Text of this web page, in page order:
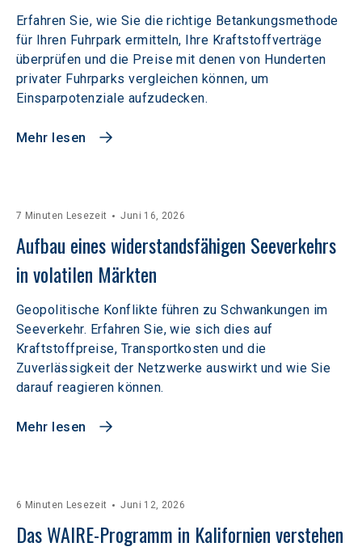
Erfahren Sie, wie Sie die richtige Betankungsmethode
für Ihren Fuhrpark ermitteln, Ihre Kraftstoffverträge
überprüfen und die Preise mit denen von Hunderten
privater Fuhrparks vergleichen können, um
Einsparpotenziale aufzudecken.
Mehr lesen
7 Minuten Lesezeit Juni 16, 2026
Aufbau eines widerstandsfähigen Seeverkehrs
in volatilen Märkten
Geopolitische Konflikte führen zu Schwankungen im
Seeverkehr. Erfahren Sie, wie sich dies auf
Kraftstoffpreise, Transportkosten und die
Zuverlässigkeit der Netzwerke auswirkt und wie Sie
darauf reagieren können.
Mehr lesen
6 Minuten Lesezeit Juni 12, 2026
Das WAIRE-Programm in Kalifornien verstehen